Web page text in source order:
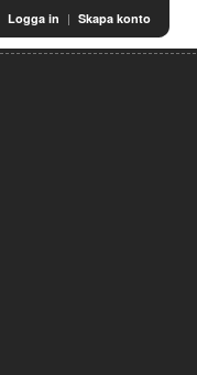
Logga in | Skapa konto